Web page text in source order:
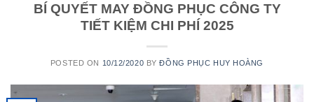
BÍ QUYẾT MAY ĐỒNG PHỤC CÔNG TY
TIẾT KIỆM CHI PHÍ 2025
POSTED ON 10/12/2020 BYĐỒNG PHỤC HUY HOÀNG